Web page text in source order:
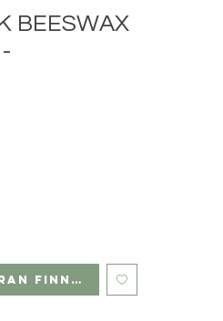
BEESWAX
finns i lager